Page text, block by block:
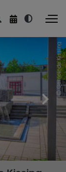
Gemeinde Kissing